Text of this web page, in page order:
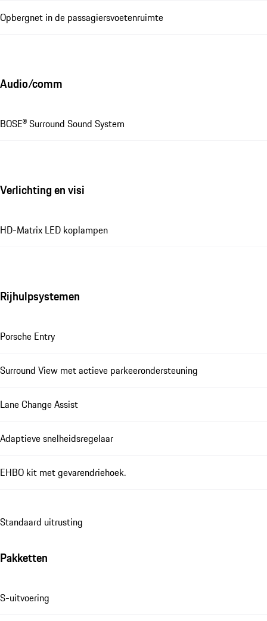
Opbergnet in de passagiersvoetenruimte
Audio/comm
BOSE® Surround Sound System
Verlichting en visi
HD-Matrix LED koplampen
Rijhulpsystemen
Porsche Entry
Surround View met actieve parkeerondersteuning
Lane Change Assist
Adaptieve snelheidsregelaar
EHBO kit met gevarendriehoek.
Standaard uitrusting
Pakketten
S-uitvoering